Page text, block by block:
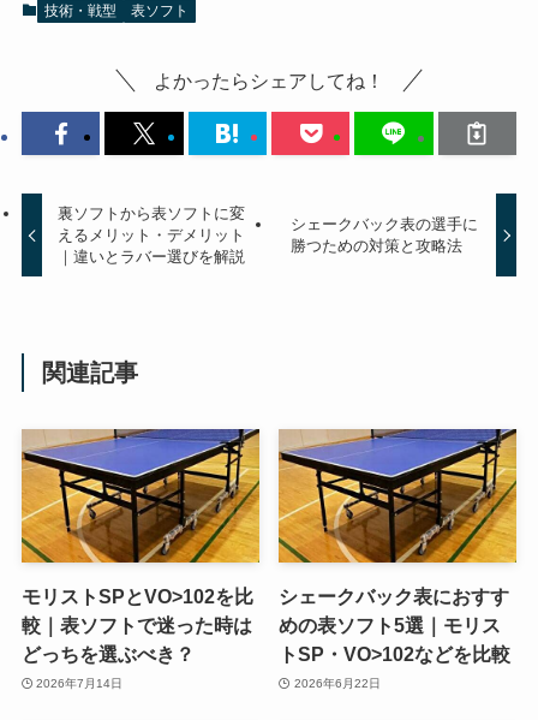
技術・戦型 表ソフト
よかったらシェアしてね！
裏ソフトから表ソフトに変
えるメリット・デメリット
｜違いとラバー選びを解説
シェークバック表の選手に
勝つための対策と攻略法
関連記事
モリストSPとVO>102を比
較｜表ソフトで迷った時は
どっちを選ぶべき？
2026年7月14日
シェークバック表におすす
めの表ソフト5選｜モリス
トSP・VO>102などを比較
2026年6月22日